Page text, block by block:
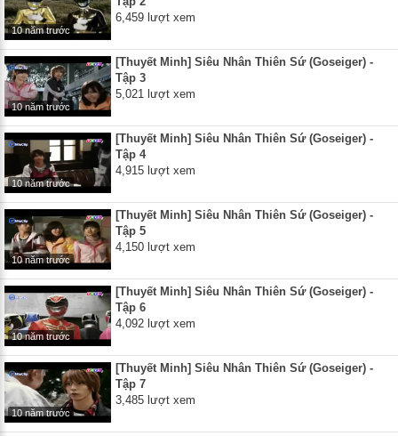
10 năm trước
6,459 lượt xem
10 năm trước
[Thuyết Minh] Siêu Nhân Thiên Sứ (Goseiger) -
Tập 3
5,021 lượt xem
10 năm trước
[Thuyết Minh] Siêu Nhân Thiên Sứ (Goseiger) -
Tập 4
4,915 lượt xem
10 năm trước
[Thuyết Minh] Siêu Nhân Thiên Sứ (Goseiger) -
Tập 5
4,150 lượt xem
10 năm trước
[Thuyết Minh] Siêu Nhân Thiên Sứ (Goseiger) -
Tập 6
4,092 lượt xem
10 năm trước
[Thuyết Minh] Siêu Nhân Thiên Sứ (Goseiger) -
Tập 7
3,485 lượt xem